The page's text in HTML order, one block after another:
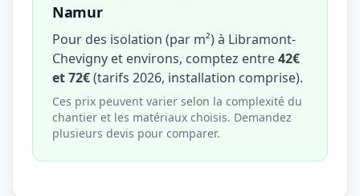
Namur
Pour des isolation (par m²) à Libramont-
Chevigny et environs, comptez entre42€
et 72€(tarifs 2026, installation comprise).
Ces prix peuvent varier selon la complexité du
chantier et les matériaux choisis. Demandez
plusieurs devis pour comparer.